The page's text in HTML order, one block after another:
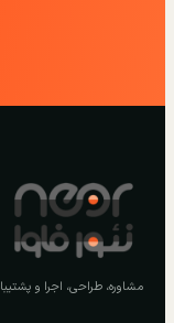
مشاوره، طراحی، اجرا و